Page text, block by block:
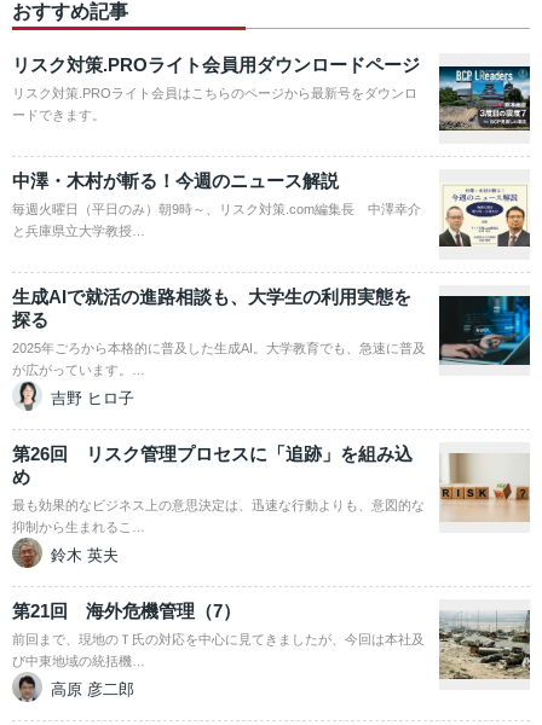
おすすめ記事
リスク対策.PROライト会員用ダウンロードページ
リスク対策.PROライト会員はこちらのページから最新号をダウンロ
ードできます。
中澤・木村が斬る！今週のニュース解説
毎週火曜日（平日のみ）朝9時～、リスク対策.com編集長 中澤幸介
と兵庫県立大学教授…
生成AIで就活の進路相談も、大学生の利用実態を
探る
2025年ごろから本格的に普及した生成AI。大学教育でも、急速に普及
が広がっています。…
吉野 ヒロ子
第26回 リスク管理プロセスに「追跡」を組み込
め
最も効果的なビジネス上の意思決定は、迅速な行動よりも、意図的な
抑制から生まれるこ…
鈴木 英夫
第21回 海外危機管理（7）
前回まで、現地のＴ氏の対応を中心に見てきましたが、今回は本社及
び中東地域の統括機…
高原 彦二郎